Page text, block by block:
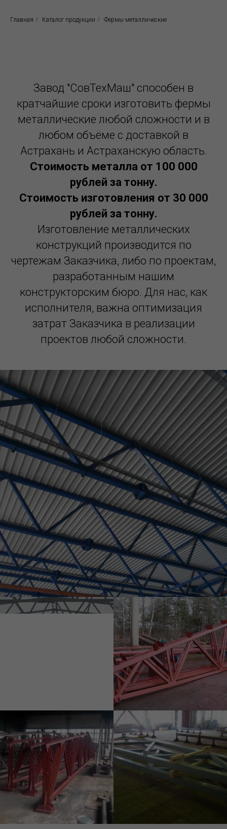
Главная / Каталог продукции / Фермы металлические
Завод "СовТехМаш" способен в
кратчайшие сроки изготовить фермы
металлические любой сложности и в
любом объёме с доставкой в
Астрахань и Астраханскую область.
Стоимость металла от 100 000
рублей за тонну.
Стоимость изготовления от 30 000
рублей за тонну.
Изготовление металлических
конструкций производится по
чертежам Заказчика, либо по проектам,
разработанным нашим
конструкторским бюро. Для нас, как
исполнителя, важна оптимизация
затрат Заказчика в реализации
проектов любой сложности.